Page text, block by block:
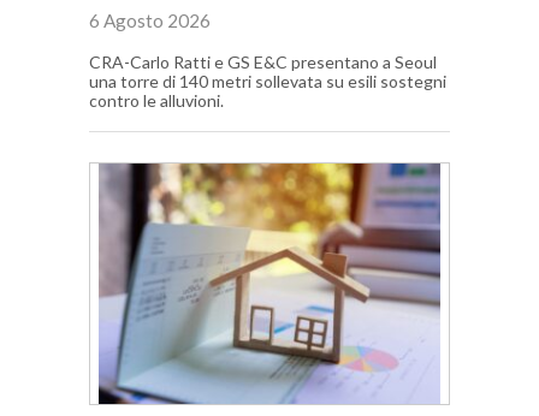
6 Agosto 2026
CRA-Carlo Ratti e GS E&C presentano a Seoul
una torre di 140 metri sollevata su esili sostegni
contro le alluvioni.